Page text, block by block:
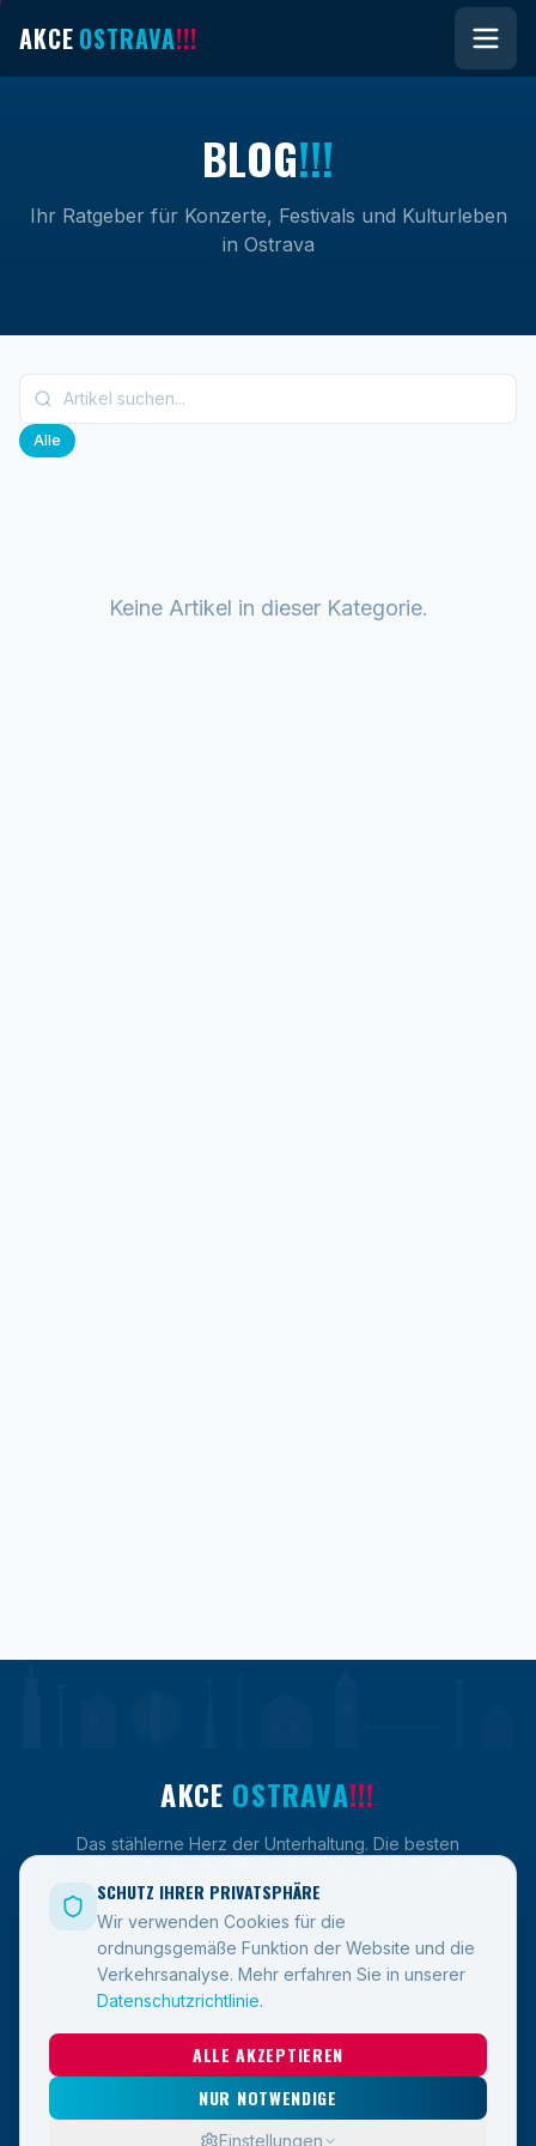
AKCE OSTRAVA!!!
BLOG!!!
Ihr Ratgeber für Konzerte, Festivals und Kulturleben
in Ostrava
Alle
Keine Artikel in dieser Kategorie.
AKCE OSTRAVA!!!
Das stählerne Herz der Unterhaltung. Die besten
LINKS
Blog
Kontakt
SCHUTZ IHRER PRIVATSPHÄRE
Wir verwenden Cookies für die
ordnungsgemäße Funktion der Website und die
Verkehrsanalyse. Mehr erfahren Sie in unserer
Datenschutzrichtlinie.
ALLE AKZEPTIEREN
NUR NOTWENDIGE
Einstellungen